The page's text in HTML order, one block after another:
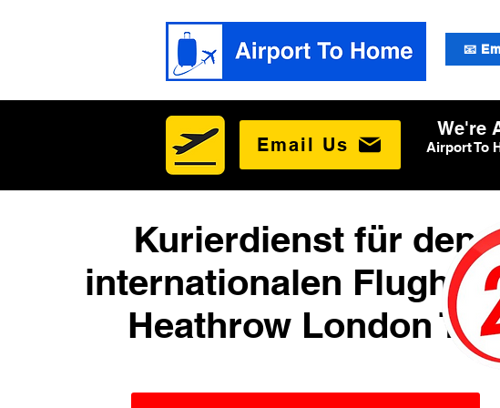
📧
Email Us
We're
Airport To
Kurierdienst für den
internationalen
Heathrow London T5